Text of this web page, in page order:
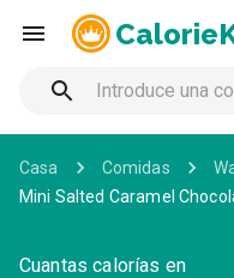
Casa Comidas
Mini Salted Caramel
Cuantas calorías en